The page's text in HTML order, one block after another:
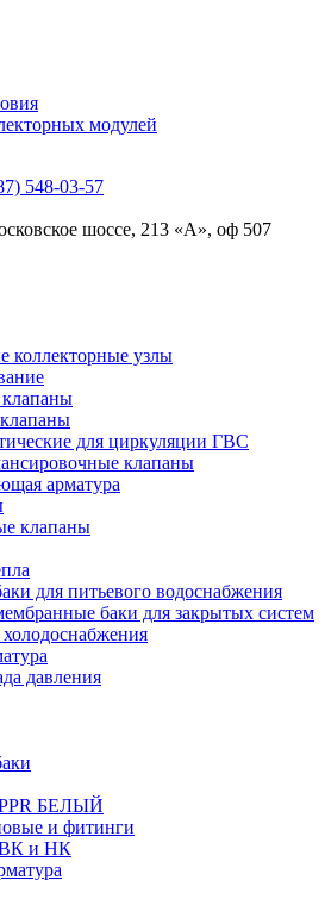
модулей
548-03-57
шоссе, 213 «А», оф 507
коллекторные узлы
клапаны
для циркуляции ГВС
клапаны
арматура
клапаны
для питьевого водоснабжения
баки для закрытых систем
давления
БЕЛЫЙ
и фитинги
ВК и НК